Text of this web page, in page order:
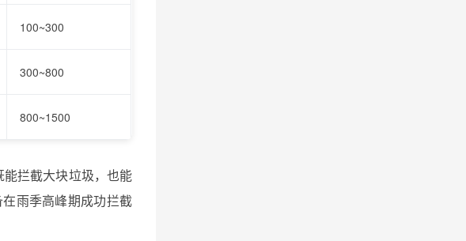
100~300
300~800
800~1500
拦截大块垃圾，也能
雨季高峰期成功拦截